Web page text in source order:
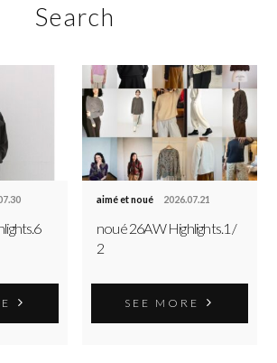
Search
aimé et noué 2026.07.21
noué 26AW Highlights.1 /
2
SEE MORE